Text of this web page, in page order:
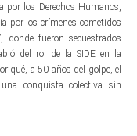
por los Derechos Humanos,
por los crímenes cometidos
donde fueron secuestrados
del rol de la SIDE en la
qué, a 50 años del golpe, el
conquista colectiva sin